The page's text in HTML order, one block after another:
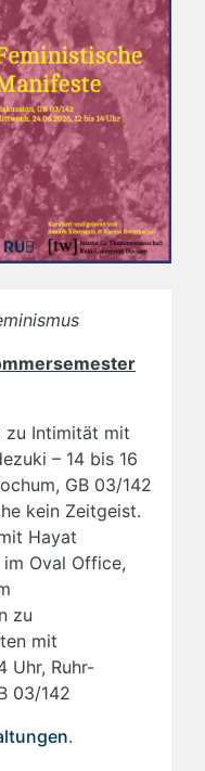
zu Intimität mit
– 14 bis 16
GB 03/142
kein Zeitgeist.
Hayat
Oval Office,
zu
mit
Uhr, Ruhr-
03/142
.